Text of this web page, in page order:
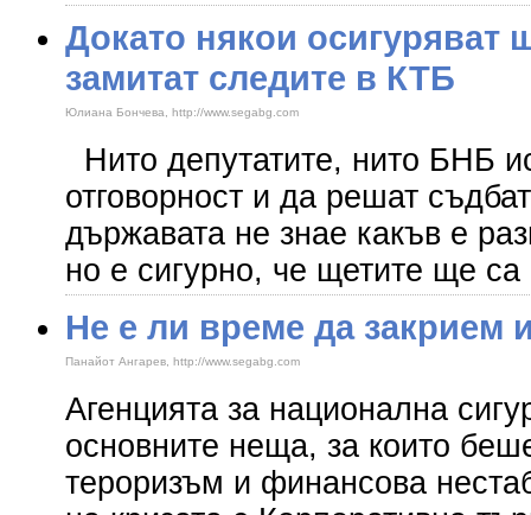
Докато някои осигуряват
замитат следите в КТБ
Юлиана Бончева, http://www.segabg.com
Нито депутатите, нито БНБ
отговорност и да решат
държавата не знае какъв е
но е сигурно, че щетите ще
Не е ли време да закрием
Панайот Ангарев, http://www.segabg.com
Агенцията за национална
основните неща, за които
тероризъм и финансова